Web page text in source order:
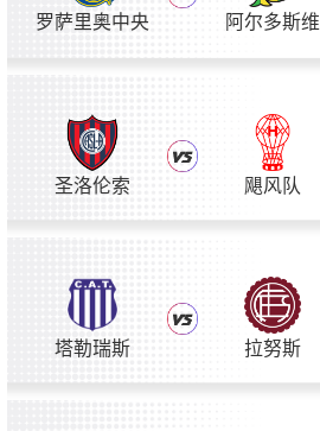
罗萨里奥中央 阿尔多斯维
圣洛伦索 飓风队
塔勒瑞斯 拉努斯